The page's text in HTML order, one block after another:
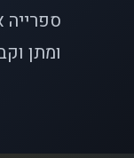
ומתן